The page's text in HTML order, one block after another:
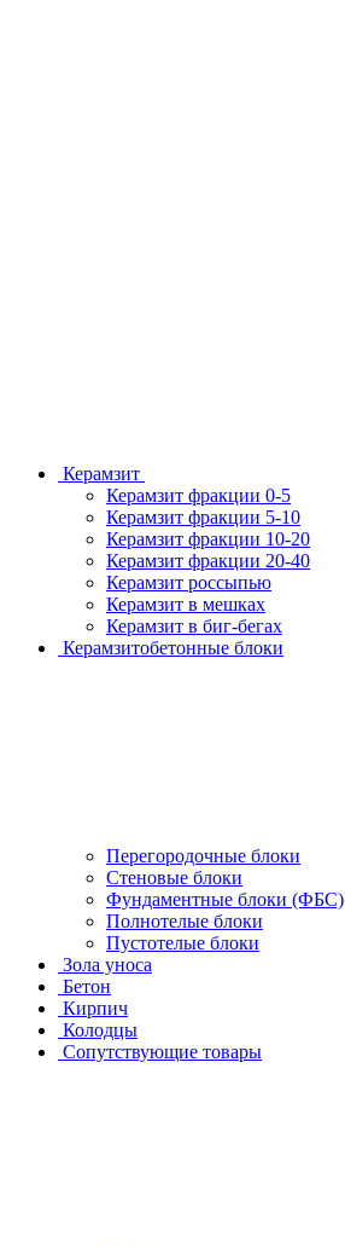
Керамзит
Керамзит фракции 0-5
Керамзит фракции 5-10
Керамзит фракции 10-20
Керамзит фракции 20-40
Керамзит россыпью
Керамзит в мешках
Керамзит в биг-бегах
Керамзитобетонные блоки
Перегородочные блоки
Стеновые блоки
Фундаментные блоки (ФБС)
Полнотелые блоки
Пустотелые блоки
Зола уноса
Бетон
Кирпич
Колодцы
Сопутствующие товары